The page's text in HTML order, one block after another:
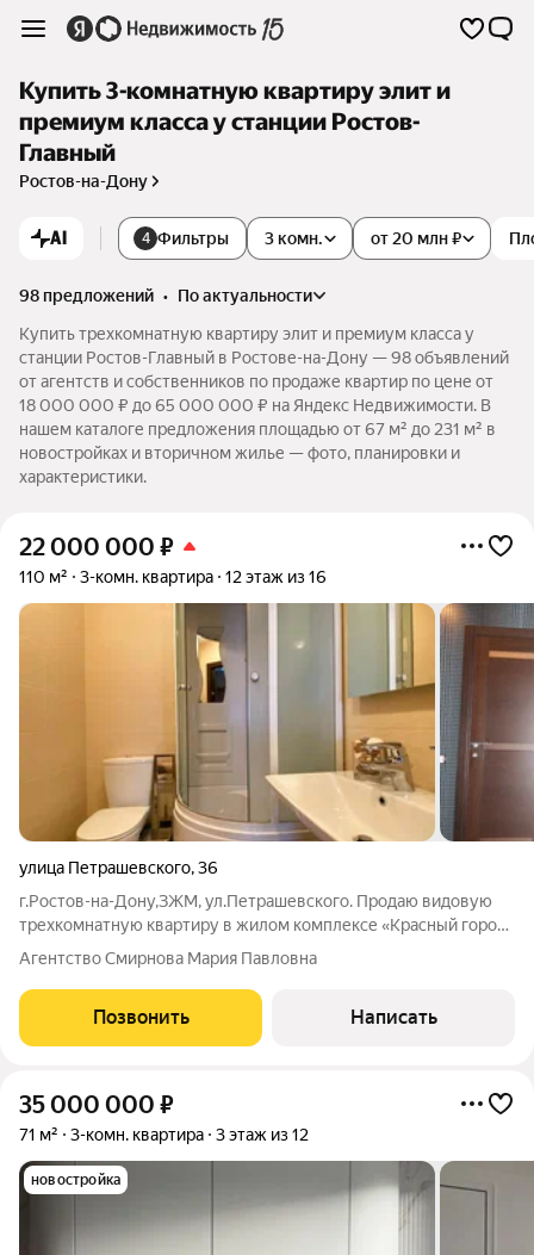
Купить 3-комнатную квартиру элит и
премиум класса у станции Ростов-
Главный
Ростов-на-Дону
AI 4 Фильтры 3 комн. от 20 млн ₽
98 предложений •
по актуальности
Купить трехкомнатную квартиру элит и премиум класса у
станции Ростов-Главный в Ростове-на-Дону — 98 объявлений
от агентств и собственников по продаже квартир по цене от
18 000 000 ₽ до 65 000 000 ₽ на Яндекс Недвижимости. В
нашем каталоге предложения площадью от 67 м² до 231 м² в
новостройках и вторичном жилье — фото, планировки и
характеристики.
22 000 000 ₽
110 м² 3-комн. квартира 12 этаж из 16
улица Петрашевского,36
г.Ростов-на-Дону,ЗЖМ, ул.Петрашевского. Продаю видовую
трехкомнатную квартиру в жилом комплексе «Красный город-
сад». Общая площадь 110 м2.Планировка: кухня-столовая,
гостиная, две спальные комнаты, два санузла с ванной и
душевой кабиной, лоджия.В
Агентство Смирнова Мария Павловна
Позвонить Написать
35 000 000 ₽
71 м² 3-комн. квартира 3 этаж из 12
новостройка